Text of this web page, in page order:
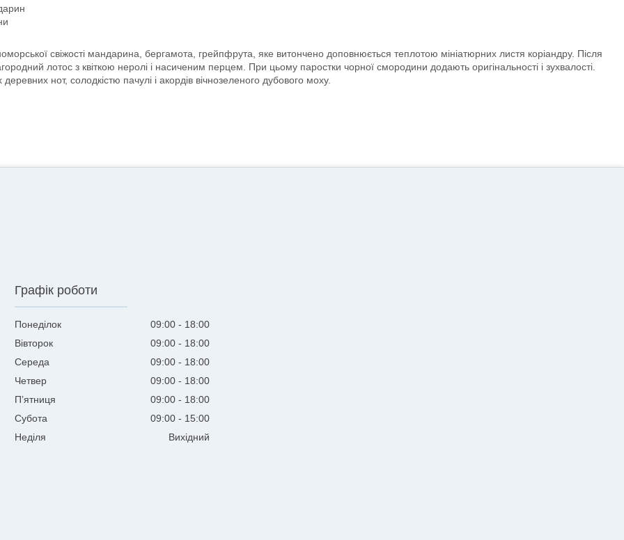
свіжості мандарина, бергамота, грейпфрута, яке витончено доповнюється теплотою мініатюрних листя коріандру. Після
лотос з квіткою неролі і насиченим перцем. При цьому паростки чорної смородини додають оригінальності і зухвалості.
нот, солодкістю пачулі і акордів вічнозеленого дубового моху.
Графік роботи
Понеділок 09:00
18:00
Вівторок
09:00
18:00
Середа
09:00
18:00
Четвер
09:00
18:00
Пʼятниця
09:00
18:00
Субота
09:00
15:00
Неділя
Вихідний